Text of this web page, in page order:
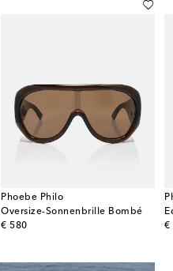
Phoebe Philo
Oversize-Sonnenbrille Bombé
€ 580
original price
€